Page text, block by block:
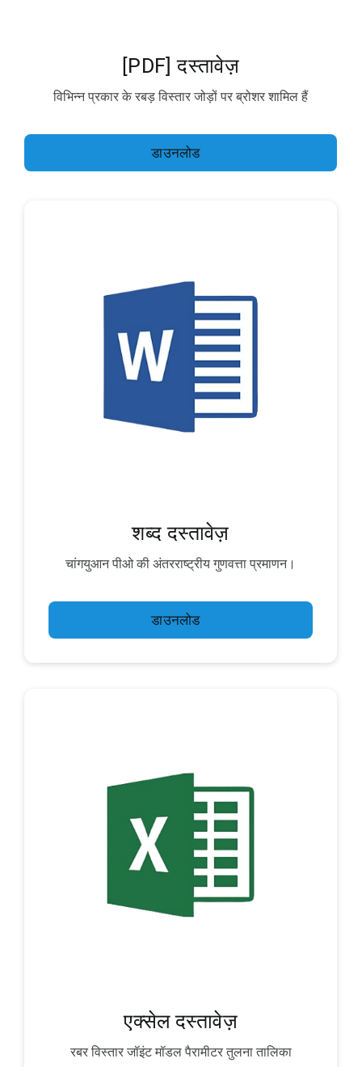
[PDF] दस्तावेज़
विभिन्न प्रकार के रबड़ विस्तार जोड़ों पर ब्रोशर शामिल हैं
डाउनलोड
शब्द दस्तावेज़
चांगयुआन पीओ की अंतरराष्ट्रीय गुणवत्ता प्रमाणन।
डाउनलोड
एक्सेल दस्तावेज़
रबर विस्तार जॉइंट मॉडल पैरामीटर तुलना तालिका